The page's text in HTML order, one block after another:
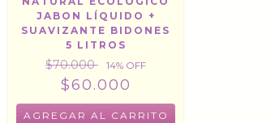
JABON LÍQUIDO +
SUAVIZANTE BIDONES
5 LITROS
$70.000 14% OFF
$60.000
AGREGAR AL CARRITO